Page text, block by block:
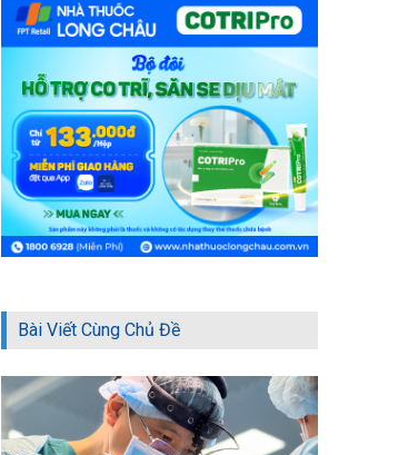
Bài Viết Cùng Chủ Đề